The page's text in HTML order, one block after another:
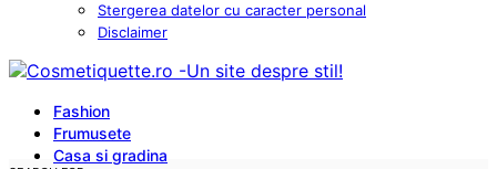
Stergerea datelor cu caracter personal
Disclaimer
Fashion
Frumusete
Casa si gradina